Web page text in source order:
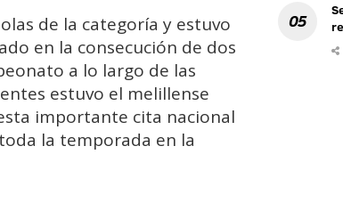
de la categoría y estuvo
en la consecución de dos
a lo largo de las
estuvo el melillense
importante cita nacional
la temporada en la